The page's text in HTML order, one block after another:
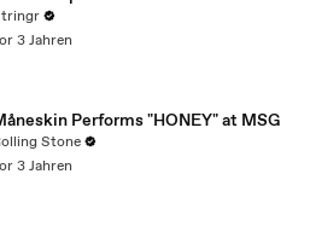
3 Jahren
Performs "HONEY" at MSG
Stone
3 Jahren